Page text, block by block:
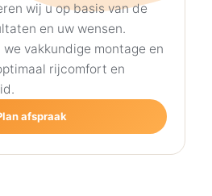
wij u op basis van de
en uw wensen.
vakkundige montage en
rijcomfort en
afspraak